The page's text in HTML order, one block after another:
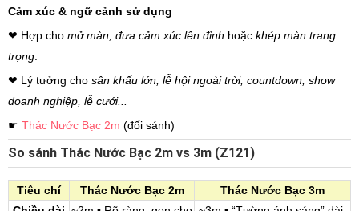
Cảm xúc & ngữ cảnh sử dụng
❤ Hợp cho mở màn, đưa cảm xúc lên đỉnh hoặc khép màn trang
trọng
❤ Lý tưởng cho sân khấu lớn, lễ hội ngoài trời, countdown, show
doanh nghiệp, lễ cưới...
☛ Thác Nước Bạc 2m (đối sánh)
So sánh Thác Nước Bạc 2m vs 3m (Z121)
Tiêu chí Thác Nước Bạc 2m
Thác Nước Bạc 3m